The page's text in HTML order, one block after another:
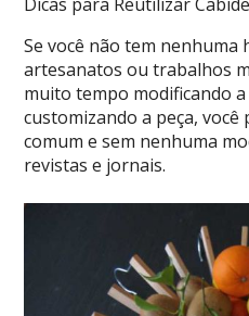
Se você não tem nenhuma
artesanatos ou trabalhos
muito tempo modificando
customizando a peça,
comum e sem nenhuma
revistas e jornais.